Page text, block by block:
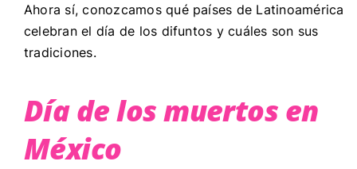
Ahora sí, conozcamos qué países de Latinoamérica
celebran el día de los difuntos y cuáles son sus
tradiciones.
Día de los muertos en
México